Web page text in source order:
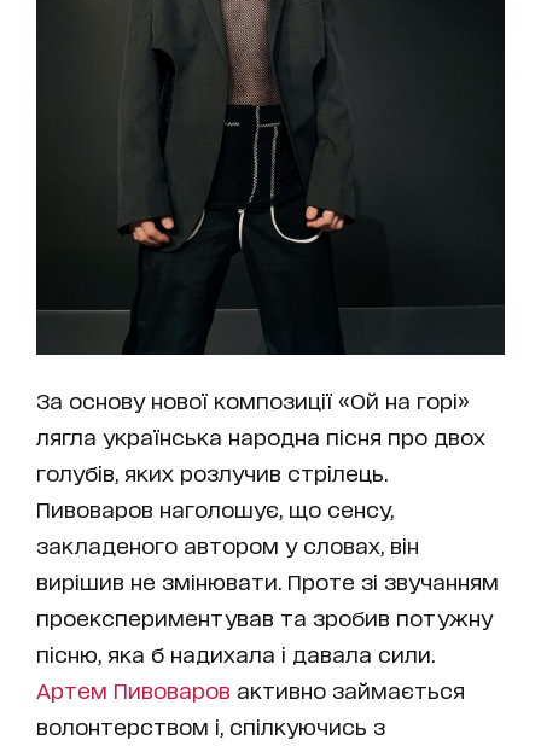
За основу нової композиції «Ой на горі»
лягла українська народна пісня про двох
голубів, яких розлучив стрілець.
Пивоваров наголошує, що сенсу,
закладеного автором у словах, він
вирішив не змінювати. Проте зі звучанням
проекспериментував та зробив потужну
пісню, яка б надихала і давала сили.
Артем Пивоваров активно займається
волонтерством і, спілкуючись з